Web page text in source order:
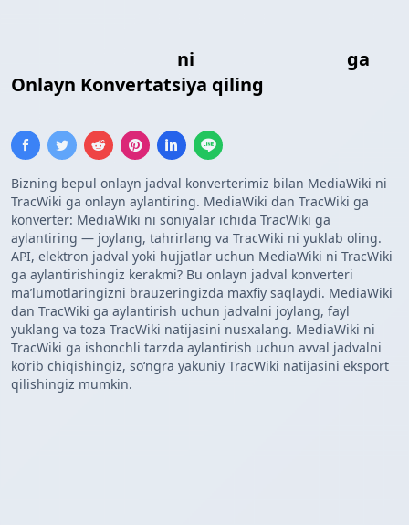
ni
ga
Onlayn Konvertatsiya qiling
Bizning bepul onlayn jadval konverterimiz bilan MediaWiki ni
TracWiki ga onlayn aylantiring. MediaWiki dan TracWiki ga
konverter: MediaWiki ni soniyalar ichida TracWiki ga
aylantiring — joylang, tahrirlang va TracWiki ni yuklab oling.
API, elektron jadval yoki hujjatlar uchun MediaWiki ni TracWiki
ga aylantirishingiz kerakmi? Bu onlayn jadval konverteri
maʼlumotlaringizni brauzeringizda maxfiy saqlaydi. MediaWiki
dan TracWiki ga aylantirish uchun jadvalni joylang, fayl
yuklang va toza TracWiki natijasini nusxalang. MediaWiki ni
TracWiki ga ishonchli tarzda aylantirish uchun avval jadvalni
koʻrib chiqishingiz, soʻngra yakuniy TracWiki natijasini eksport
qilishingiz mumkin.